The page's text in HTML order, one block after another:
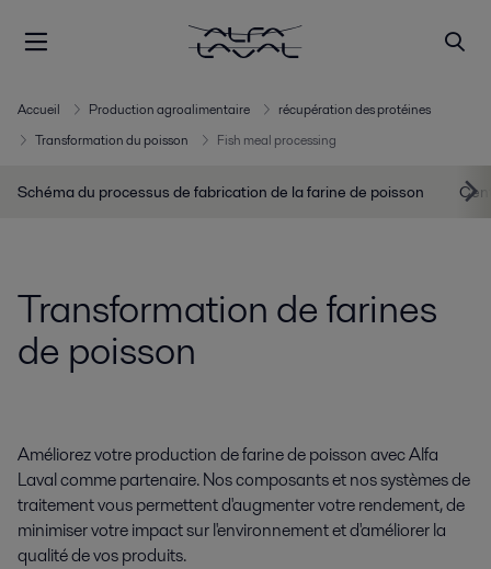
Accueil Production agroalimentaire
récupération des protéines
Transformation du poisson
Fish meal processing
Schéma du processus de fabrication de la farine de poisson
Transformation de farines
de poisson
Améliorez votre production de farine de poisson avec Alfa
Laval comme partenaire. Nos composants et nos systèmes de
traitement vous permettent d'augmenter votre rendement, de
minimiser votre impact sur l'environnement et d'améliorer la
qualité de vos produits.